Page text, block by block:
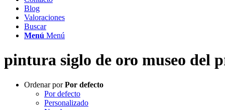
Blog
Valoraciones
Buscar
Menú Menú
pintura siglo de oro museo del
Ordenar porPor defecto
Por defecto
Personalizado